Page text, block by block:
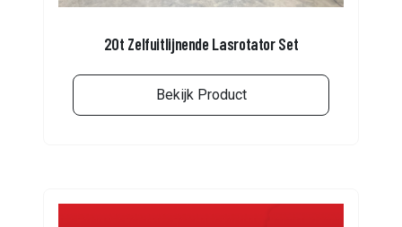
20t Zelfuitlijnende Lasrotator Set
Bekijk Product